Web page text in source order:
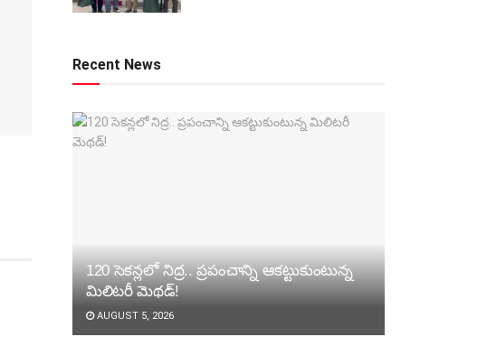
Recent News
120 సెకన్లలో నిద్ర.. ప్రపంచాన్ని ఆకట్టుకుంటున్న
మిలిటరీ మెథడ్!
AUGUST 5, 2026